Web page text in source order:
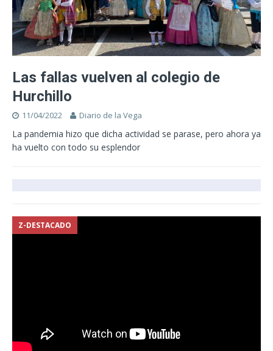
Las fallas vuelven al colegio de
Hurchillo
11/04/2022 Diario de la Vega
La pandemia hizo que dicha actividad se parase, pero ahora ya
ha vuelto con todo su esplendor
Z-DESTACADO